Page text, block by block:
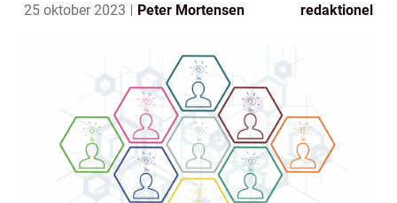
25 oktober 2023 Peter Mortensen redaktionel